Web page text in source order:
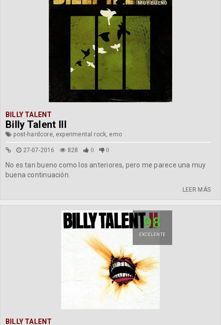
MUY BUENO
BILLY TALENT
Billy Talent III
post-hardcore, experimental rock, emo
27-07-2016 828 0 0
No es tan bueno como los anteriores, pero me parece una muy
buena continuación.
LEER MÁS
98
EXCELENTE
BILLY TALENT